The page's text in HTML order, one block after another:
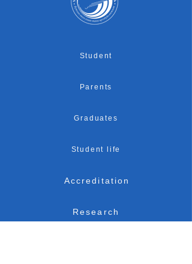
Student
Parents
Graduates
Student life
Accreditation
Research